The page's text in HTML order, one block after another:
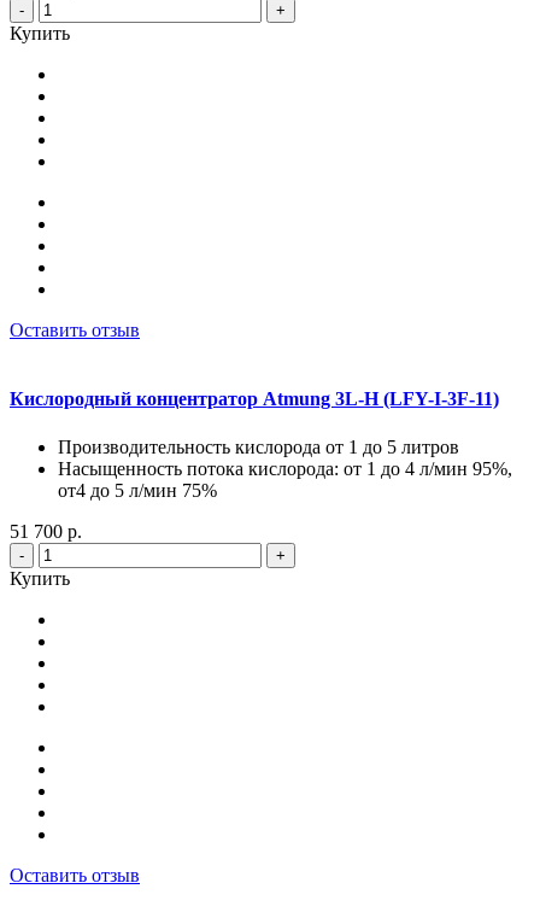
- +
Купить
Оставить отзыв
Кислородный концентратор Atmung 3L-H (LFY-I-3F-11)
Производительность кислорода от 1 до 5 литров
Насыщенность потока кислорода: от 1 до 4 л/мин 95%,
от4 до 5 л/мин 75%
51 700 р.
- +
Купить
Оставить отзыв